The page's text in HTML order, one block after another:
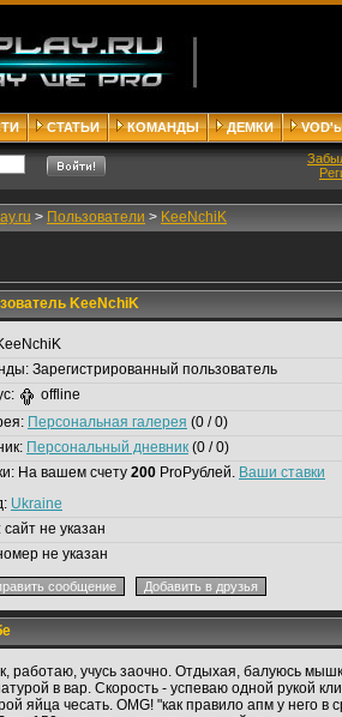
СТАТЬИ КОМАНДЫ ДЕМКИ
> Пользователи > KeeNchiK
KeeNchiK
Зарегистрированный пользователь
offline
Персональная галерея (0 / 0)
Персональный дневник (0 / 0)
На вашем счету 200 ProРублей. Ваши ставки
Ukraine
сайт не указан
не указан
работаю, учусь заочно. Отдыхая, балуюсь
в вар. Скорость - успеваю одной рукой
яйца чесать. OMG! "как правило апм у него в